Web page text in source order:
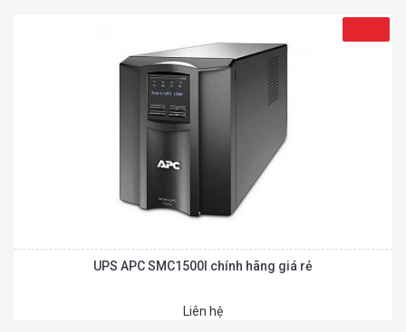
UPS APC SMC1500I chính hãng giá rẻ
Liên hệ